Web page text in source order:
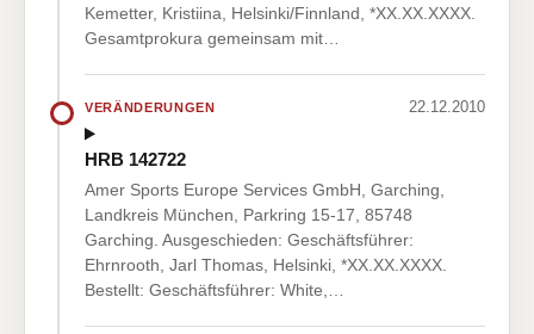
Kemetter, Kristiina, Helsinki/Finnland, *XX.XX.XXXX.
Gesamtprokura gemeinsam mit…
VERÄNDERUNGEN 22.12.2010
HRB 142722
Amer Sports Europe Services GmbH, Garching,
Landkreis München, Parkring 15-17, 85748
Garching. Ausgeschieden: Geschäftsführer:
Ehrnrooth, Jarl Thomas, Helsinki, *XX.XX.XXXX.
Bestellt: Geschäftsführer: White,…